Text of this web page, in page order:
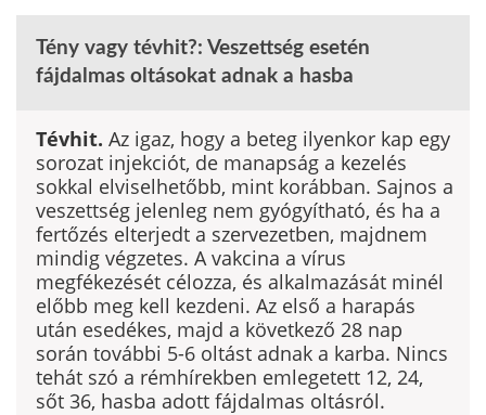
Tény vagy tévhit?: Veszettség esetén
fájdalmas oltásokat adnak a hasba
Tévhit. Az igaz, hogy a beteg ilyenkor kap egy
sorozat injekciót, de manapság a kezelés
sokkal elviselhe­tőbb, mint korábban. Sajnos a
veszettség jelenleg nem gyógyítható, és ha a
fertőzés elterjedt a szerve­zetben, majdnem
mindig végzetes. A vakcina a vírus
megfékezését célozza, és alkalmazását minél
előbb meg kell kezdeni. Az első a harapás
után esedékes, majd a következő 28 nap
során további 5-6 oltást adnak a karba. Nincs
tehát szó a rémhírekben emle­getett 12, 24,
sőt 36, hasba adott fájdalmas oltásról.